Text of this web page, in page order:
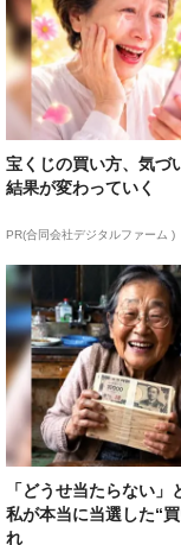
宝くじの買い方、気づ
結果が変わっていく
PR(合同会社デジタルファーム )
「どうせ当たらない」
私が本当に当選した“
れ